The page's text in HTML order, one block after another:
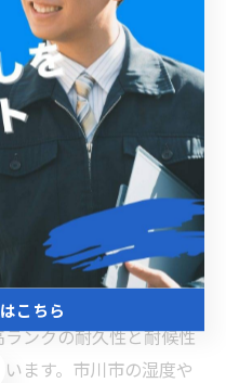
美観を保つだけでなく、
化を防ぐ上で非常に重
ル系、ウレタン系、シ
ぞれ耐久性やメンテナ
クリル系塗料は価格が
数は短めです。ウレタ
防ぎやすいのが特徴で
に優れコストパフォー
ンクの耐久性と耐候性
ます。市川市の湿度や
こちら
こちら